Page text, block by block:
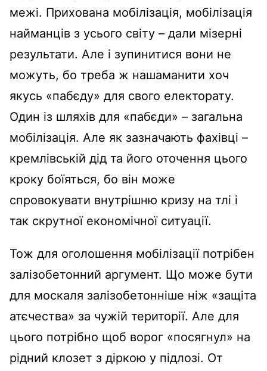
межі. Прихована мобілізація, мобілізація
найманців з усього світу – дали мізерні
результати. Але і зупинитися вони не
можуть, бо треба ж нашаманити хоч
якусь «пабєду» для свого електорату.
Один із шляхів для «пабєди» – загальна
мобілізація. Але як зазначають фахівці –
кремлівській дід та його оточення цього
кроку боїяться, бо він може
спровокувати внутрішню кризу на тлі і
так скрутної економічної ситуації.
Тож для оголошення мобілізації потрібен
залізобетонний аргумент. Що може бути
для москаля залізобетонніше ніж «защіта
атєчества» за чужій території. Але для
цього потрібно щоб ворог «посягнул» на
рідний клозет з діркою у підлозі. От